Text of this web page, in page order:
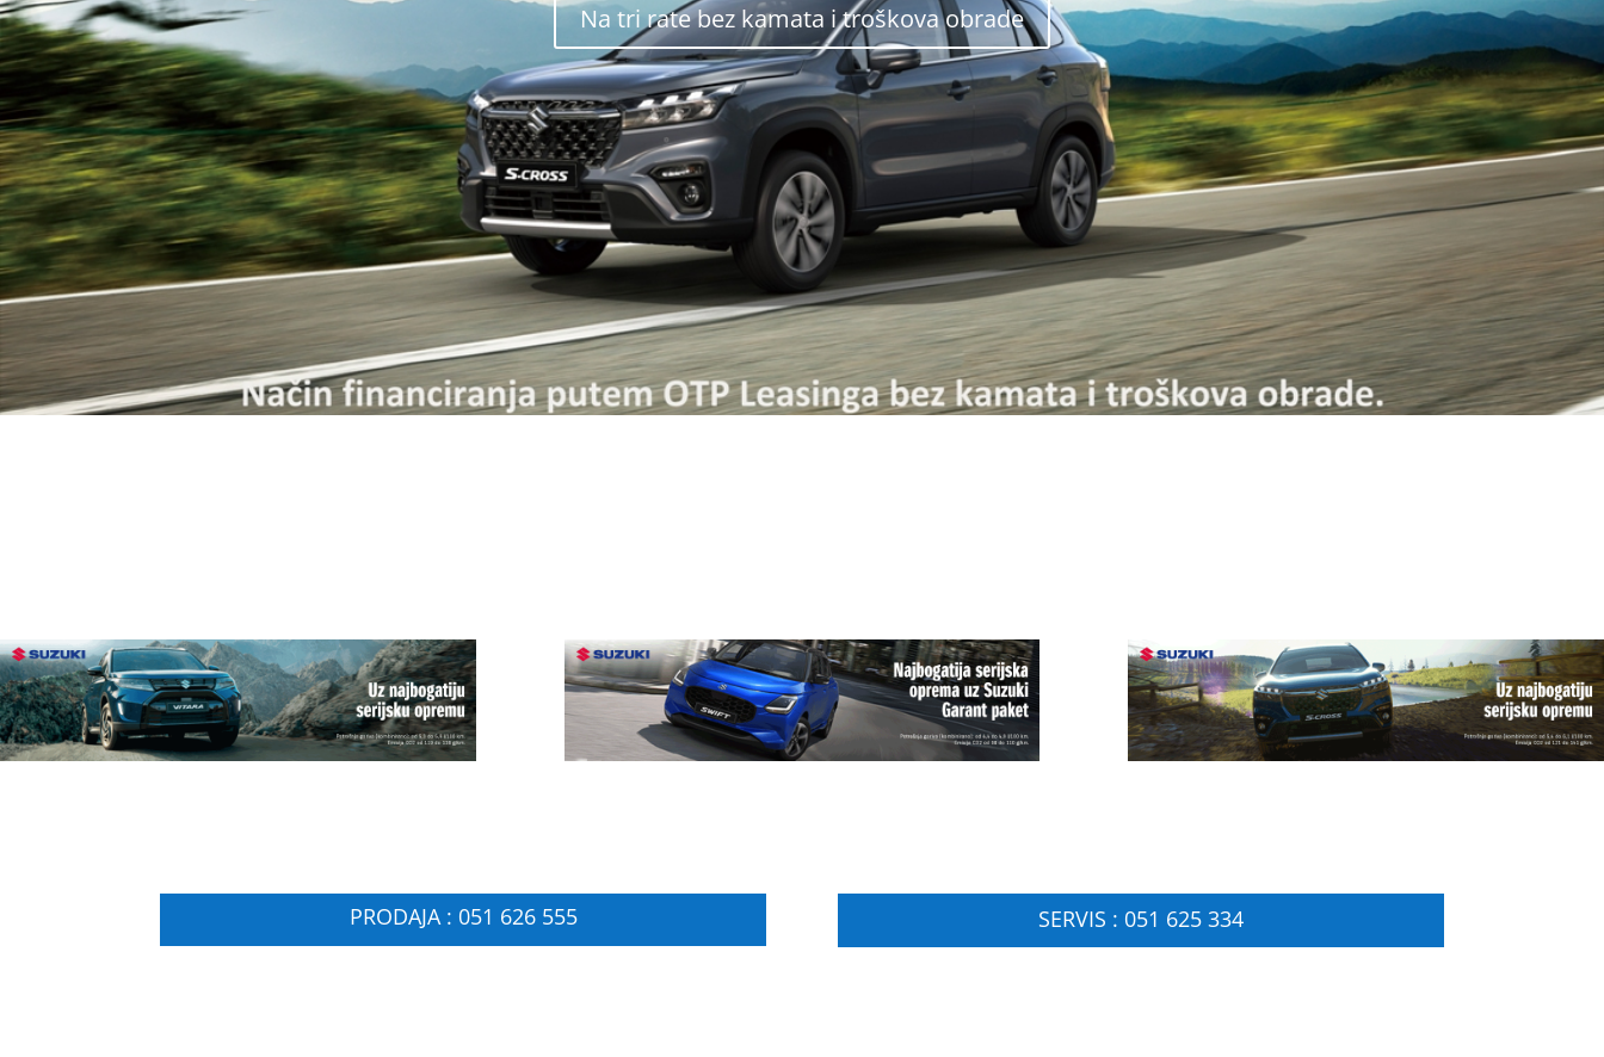
Na tri rate bez kamata i troškova obrade
PRODAJA : 051 626 555 SERVIS : 051 625 334